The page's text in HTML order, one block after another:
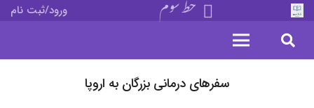
خط سوم ورود/ثبت نام
سفرهای درمانی بزرگان به اروپا